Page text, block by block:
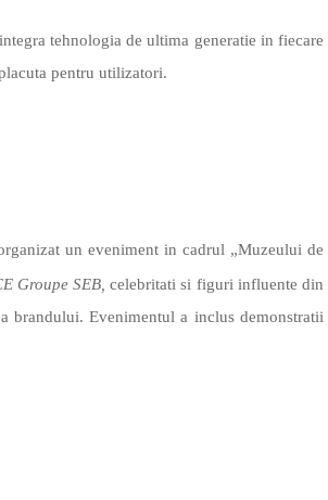
tehnologia de ultima generatie in fiecare
pentru utilizatori.
un eveniment in cadrul „Muzeului de
Groupe SEB, celebritati si figuri influente din
brandului. Evenimentul a inclus demonstratii